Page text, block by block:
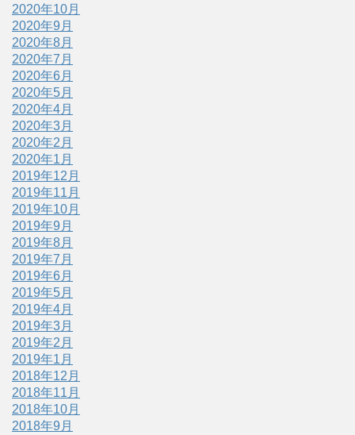
2020年10月
2020年9月
2020年8月
2020年7月
2020年6月
2020年5月
2020年4月
2020年3月
2020年2月
2020年1月
2019年12月
2019年11月
2019年10月
2019年9月
2019年8月
2019年7月
2019年6月
2019年5月
2019年4月
2019年3月
2019年2月
2019年1月
2018年12月
2018年11月
2018年10月
2018年9月